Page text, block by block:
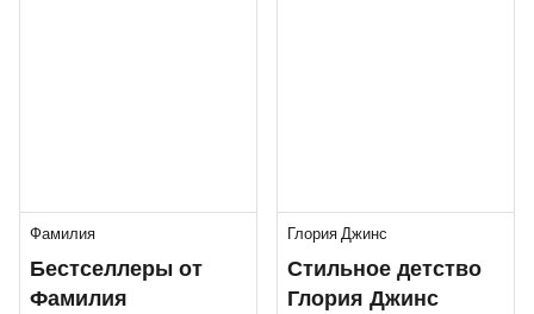
Фамилия
Бестселлеры от
Фамилия
Глория Джинс
Стильное детство
Глория Джинс